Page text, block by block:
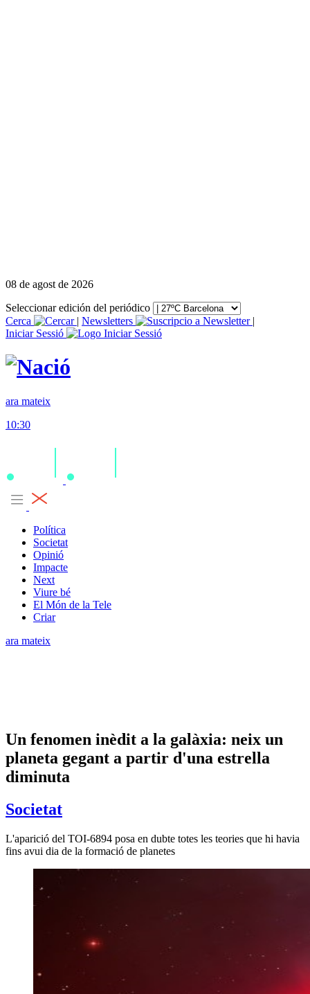
08 de agost de 2026
Seleccionar edición del periódico
Cerca
| Newsletters
|
Iniciar Sessió
ara mateix
10:30
Política
Societat
Opinió
Impacte
Next
Viure bé
El Món de la Tele
Criar
ara mateix
Un fenomen inèdit a la galàxia: neix un
planeta gegant a partir d'una estrella
diminuta
Societat
L'aparició del TOI-6894 posa en dubte totes les teories que hi havia
fins avui dia de la formació de planetes